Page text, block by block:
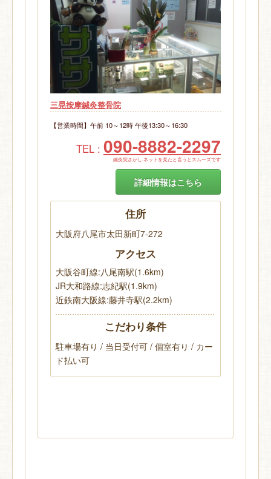
三晃按摩鍼灸整骨院
【営業時間】午前 10～12時 午後13:30～16:30
TEL : 090-8882-2297
鍼灸院さがし.ネットを見たと言うとスムーズです
詳細情報はこちら
住所
大阪府八尾市太田新町7-272
アクセス
大阪谷町線:八尾南駅(1.6km)
JR大和路線:志紀駅(1.9km)
近鉄南大阪線:藤井寺駅(2.2km)
こだわり条件
駐車場有り / 当日受付可 / 個室有り / カー
ド払い可